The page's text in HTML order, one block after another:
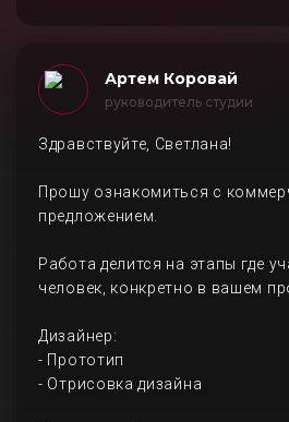
Артем Коровай
руководитель студии
Здравствуйте, Светлана!
Прошу ознакомиться с
предложением.
Работа делится на этапы где
человек, конкретно в вашем
Дизайнер:
- Прототип
- Отрисовка дизайна